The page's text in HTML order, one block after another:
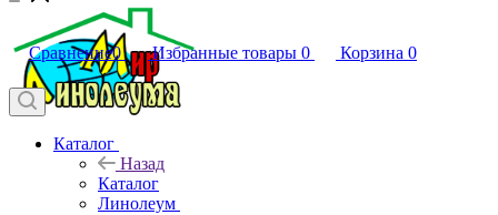
Сравнение0 Избранные товары 0 Корзина 0
Каталог
Назад
Каталог
Линолеум